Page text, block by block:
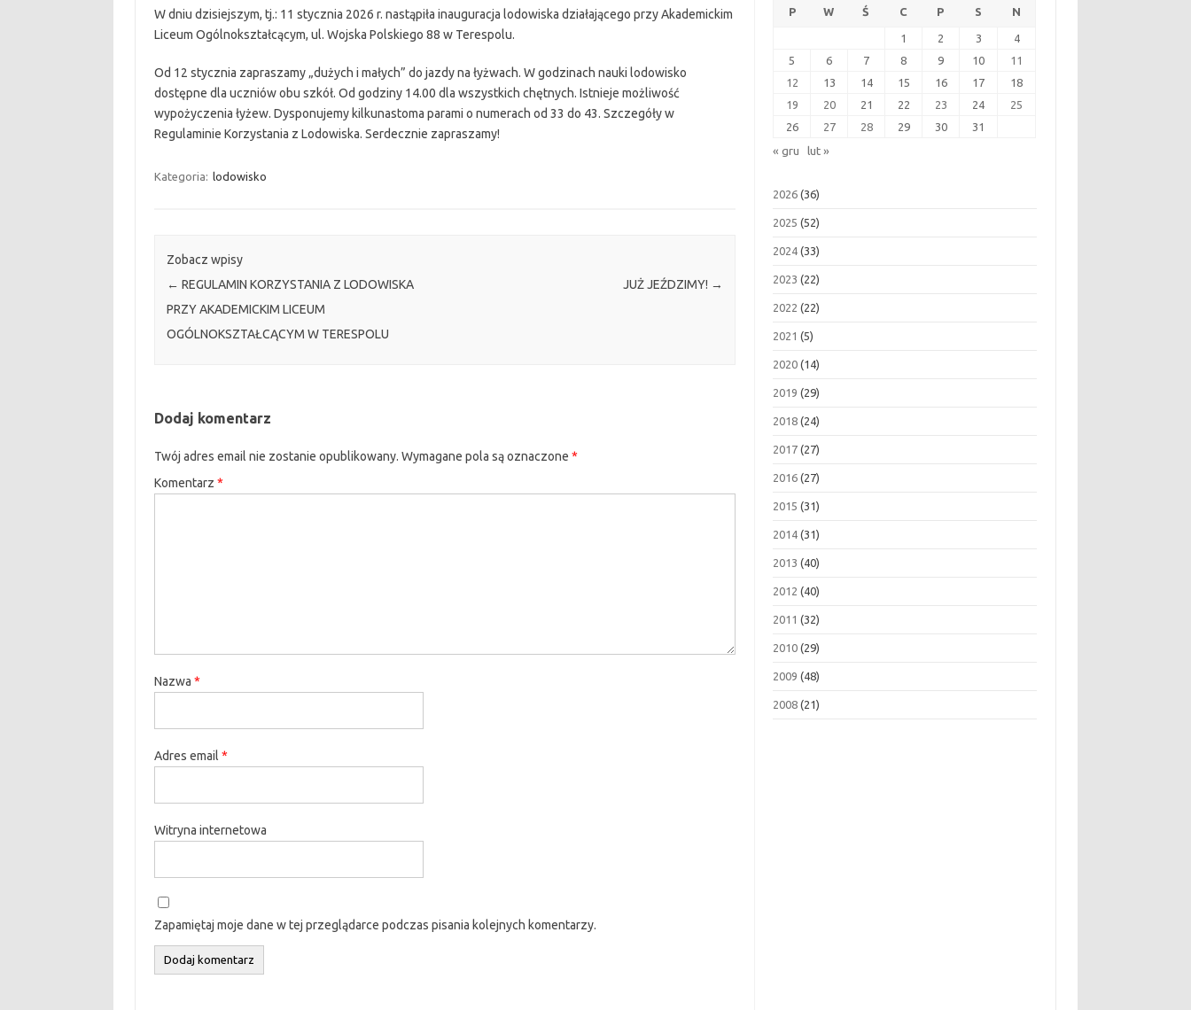
W dniu dzisiejszym, tj.: 11 stycznia 2026 r. nastąpiła inauguracja lodowiska działającego przy Akademickim
Liceum Ogólnokształcącym, ul. Wojska Polskiego 88 w Terespolu.
Od 12 stycznia zapraszamy „dużych i małych” do jazdy na łyżwach. W godzinach nauki lodowisko
dostępne dla uczniów obu szkół. Od godziny 14.00 dla wszystkich chętnych. Istnieje możliwość
wypożyczenia łyżew. Dysponujemy kilkunastoma parami o numerach od 33 do 43. Szczegóły w
Regulaminie Korzystania z Lodowiska. Serdecznie zapraszamy!
Kategoria: lodowisko
Zobacz wpisy
← REGULAMIN KORZYSTANIA Z LODOWISKA
PRZY AKADEMICKIM LICEUM
OGÓLNOKSZTAŁCĄCYM W TERESPOLU
JUŻ JEŹDZIMY! →
Dodaj komentarz
Twój adres email nie zostanie opublikowany. Wymagane pola są oznaczone *
Komentarz *
Nazwa *
Adres email *
Witryna internetowa
Zapamiętaj moje dane w tej przeglądarce podczas pisania kolejnych komentarzy.
P W Ś C P S N
1 2 3
4
5
6 7 8 9 10
11
12
13 14 15 16 17
18
19
20 21 22 23 24
25
26
27 28 29 30 31
« gru lut »
2026 (36)
2025 (52)
2024 (33)
2023 (22)
2022 (22)
2021 (5)
2020 (14)
2019 (29)
2018 (24)
2017 (27)
2016 (27)
2015 (31)
2014 (31)
2013 (40)
2012 (40)
2011 (32)
2010 (29)
2009 (48)
2008 (21)